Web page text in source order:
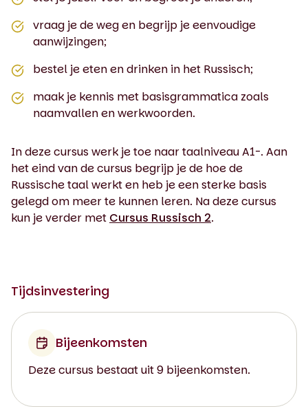
vraag je de weg en begrijp je eenvoudige
aanwijzingen;
bestel je eten en drinken in het Russisch;
maak je kennis met basisgrammatica zoals
naamvallen en werkwoorden.
In deze cursus werk je toe naar taalniveau A1-. Aan
het eind van de cursus begrijp je de hoe de
Russische taal werkt en heb je een sterke basis
gelegd om meer te kunnen leren. Na deze cursus
kun je verder met Cursus Russisch 2.
Tijdsinvestering
Bijeenkomsten
Deze cursus bestaat uit 9 bijeenkomsten.